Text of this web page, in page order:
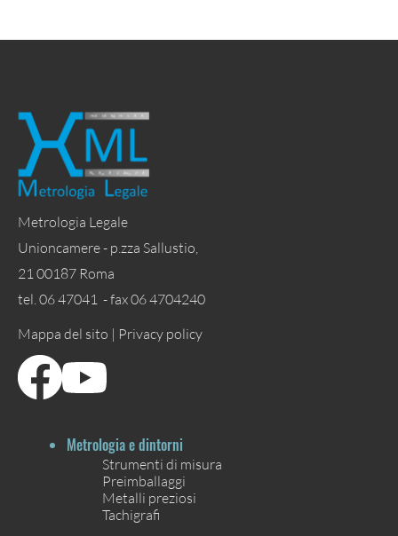
Metrologia Legale
Unioncamere - p.zza Sallustio,
21 00187 Roma
tel. 06 47041 - fax 06 4704240
Mappa del sito | Privacy policy
Metrologia e dintorni
Strumenti di misura
Preimballaggi
Metalli preziosi
Tachigrafi